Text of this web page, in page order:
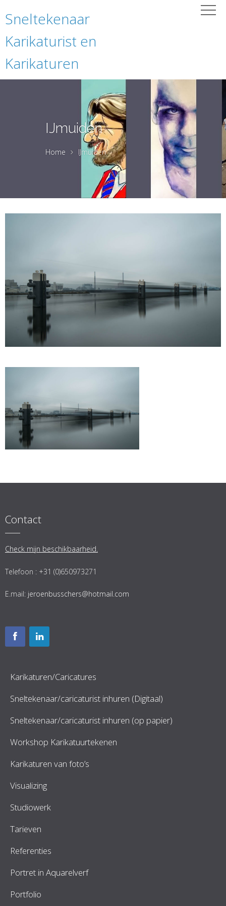
Sneltekenaar
Karikaturist en
Karikaturen
IJmuiden
Home IJmuiden
Contact
Check mijn beschikbaarheid.
Telefoon : +31 (0)650973271
E.mail: jeroenbusschers@hotmail.com
Karikaturen/Caricatures
Sneltekenaar/caricaturist inhuren (Digitaal)
Sneltekenaar/caricaturist inhuren (op papier)
Workshop Karikatuurtekenen
Karikaturen van foto’s
Visualizing
Studiowerk
Tarieven
Referenties
Portret in Aquarelverf
Portfolio